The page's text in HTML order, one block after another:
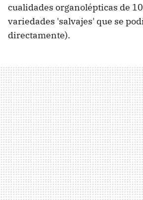
cualidades organolépticas de
variedades 'salvajes' que se
directamente).